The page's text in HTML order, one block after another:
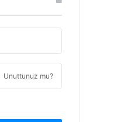
Unuttunuz mu?